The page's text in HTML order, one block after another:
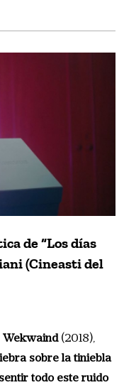
de “Los días
(Cineasti del
Wekwaind(2018),
sobre la tiniebla
todo este ruido